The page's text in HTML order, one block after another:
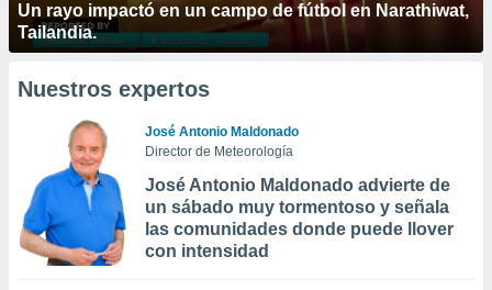
Un rayo impactó en un campo de fútbol en Narathiwat,
Tailandia.
Nuestros expertos
José Antonio Maldonado
Director de Meteorología
José Antonio Maldonado advierte de
un sábado muy tormentoso y señala
las comunidades donde puede llover
con intensidad